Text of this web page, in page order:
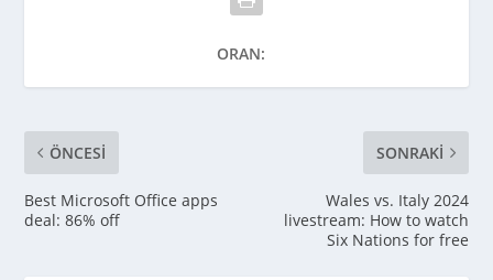
ORAN:
ÖNCESI
Best Microsoft Office apps
deal: 86% off
SONRAKI
Wales vs. Italy 2024
livestream: How to watch
Six Nations for free